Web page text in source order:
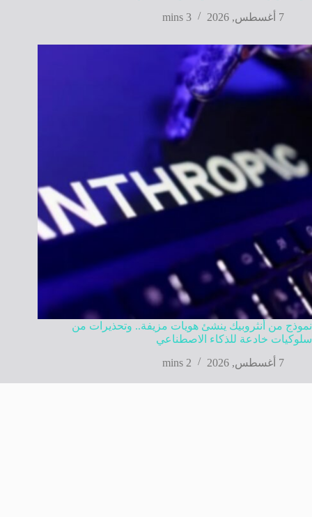
7 أغسطس, 2026
3 mins
نموذج من أنثروبيك ينشئ هويات مزيفة.. وتحذيرات من
سلوكيات خادعة للذكاء الاصطناعي
7 أغسطس, 2026
2 mins